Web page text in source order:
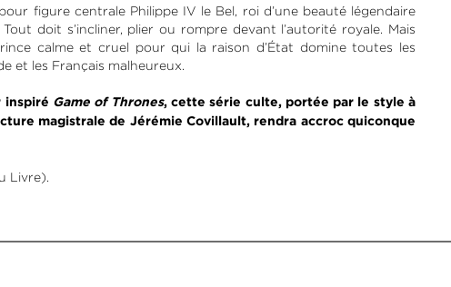
figure centrale Philippe IV le Bel, roi d’une beauté légendaire
doit s’incliner, plier ou rompre devant l’autorité royale. Mais
calme et cruel pour qui la raison d’État domine toutes les
et les Français malheureux.
inspiré Game of Thrones, cette série culte, portée par le style à
magistrale de Jérémie Covillault, rendra accroc quiconque
Livre).